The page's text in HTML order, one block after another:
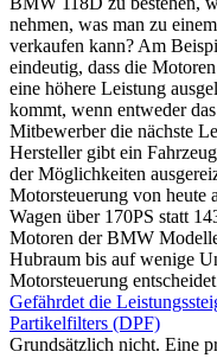
nehmen, was man zu
verkaufen kann? Am
eindeutig, dass die
eine höhere Leistung
kommt, wenn entweder
Mitbewerber die nächste
Hersteller gibt ein
der Möglichkeiten
Motorsteuerung von heute
Wagen über 170PS statt
Motoren der BMW
Hubraum bis auf wenige
Motorsteuerung
Gefährdet die
Partikelfilters (DPF)
Grundsätzlich nicht. Eine